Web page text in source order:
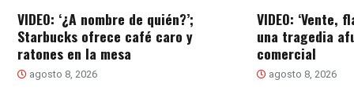
VIDEO: ‘¿A nombre de quién?’;
Starbucks ofrece café caro y
ratones en la mesa
agosto 8, 2026
VIDEO: ‘Vente,
una tragedia
comercial
agosto 8, 2026